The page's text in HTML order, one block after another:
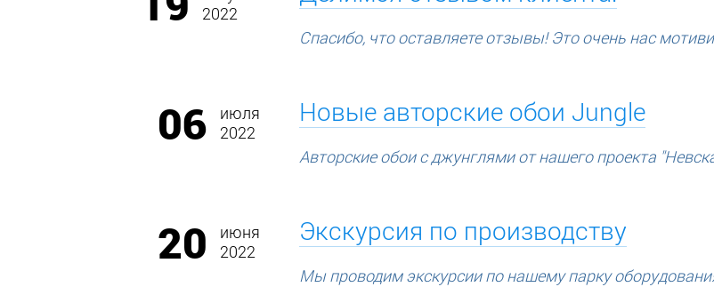
2022
Спасибо, что оставляете отзывы! Это очень нас
06
июля
2022
Новые авторские обои Jungle
Авторские обои с джунглями от нашего проекта
20
июня
2022
Экскурсия по производству
Мы проводим экскурсии по нашему парку